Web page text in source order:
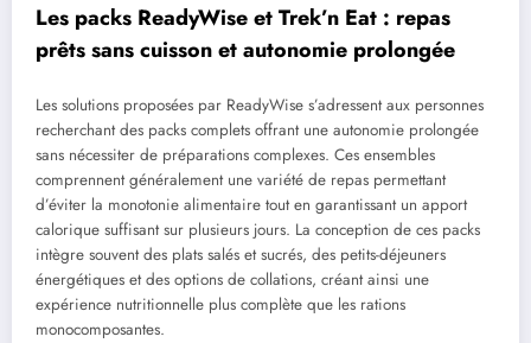
Les packs ReadyWise et Trek’n Eat : repas
prêts sans cuisson et autonomie prolongée
Les solutions proposées par ReadyWise s’adressent aux personnes
recherchant des packs complets offrant une autonomie prolongée
sans nécessiter de préparations complexes. Ces ensembles
comprennent généralement une variété de repas permettant
d’éviter la monotonie alimentaire tout en garantissant un apport
calorique suffisant sur plusieurs jours. La conception de ces packs
intègre souvent des plats salés et sucrés, des petits-déjeuners
énergétiques et des options de collations, créant ainsi une
expérience nutritionnelle plus complète que les rations
monocomposantes.